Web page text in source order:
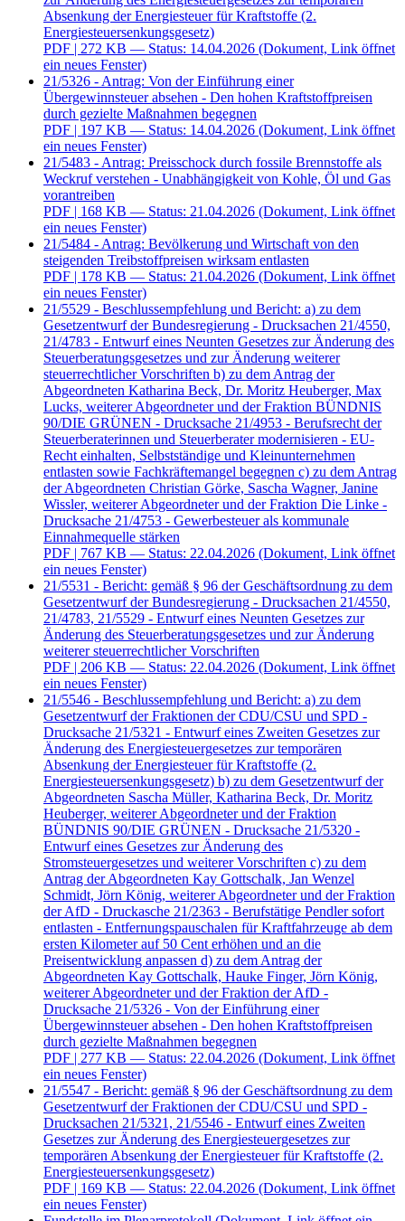
Absenkung der Energiesteuer für Kraftstoffe (2.
Energiesteuersenkungsgesetz)
PDF | 272 KB — Status: 14.04.2026 (Dokument, Link öffnet
ein neues Fenster)
21/5326 - Antrag: Von der Einführung einer
Übergewinnsteuer absehen - Den hohen Kraftstoffpreisen
durch gezielte Maßnahmen begegnen
PDF | 197 KB — Status: 14.04.2026 (Dokument, Link öffnet
ein neues Fenster)
21/5483 - Antrag: Preisschock durch fossile Brennstoffe als
Weckruf verstehen - Unabhängigkeit von Kohle, Öl und Gas
vorantreiben
PDF | 168 KB — Status: 21.04.2026 (Dokument, Link öffnet
ein neues Fenster)
21/5484 - Antrag: Bevölkerung und Wirtschaft von den
steigenden Treibstoffpreisen wirksam entlasten
PDF | 178 KB — Status: 21.04.2026 (Dokument, Link öffnet
ein neues Fenster)
21/5529 - Beschlussempfehlung und Bericht: a) zu dem
Gesetzentwurf der Bundesregierung - Drucksachen 21/4550,
21/4783 - Entwurf eines Neunten Gesetzes zur Änderung des
Steuerberatungsgesetzes und zur Änderung weiterer
steuerrechtlicher Vorschriften b) zu dem Antrag der
Abgeordneten Katharina Beck, Dr. Moritz Heuberger, Max
Lucks, weiterer Abgeordneter und der Fraktion BÜNDNIS
90/DIE GRÜNEN - Drucksache 21/4953 - Berufsrecht der
Steuerberaterinnen und Steuerberater modernisieren - EU-
Recht einhalten, Selbstständige und Kleinunternehmen
entlasten sowie Fachkräftemangel begegnen c) zu dem Antrag
der Abgeordneten Christian Görke, Sascha Wagner, Janine
Wissler, weiterer Abgeordneter und der Fraktion Die Linke -
Drucksache 21/4753 - Gewerbesteuer als kommunale
Einnahmequelle stärken
PDF | 767 KB — Status: 22.04.2026 (Dokument, Link öffnet
ein neues Fenster)
21/5531 - Bericht: gemäß § 96 der Geschäftsordnung zu dem
Gesetzentwurf der Bundesregierung - Drucksachen 21/4550,
21/4783, 21/5529 - Entwurf eines Neunten Gesetzes zur
Änderung des Steuerberatungsgesetzes und zur Änderung
weiterer steuerrechtlicher Vorschriften
PDF | 206 KB — Status: 22.04.2026 (Dokument, Link öffnet
ein neues Fenster)
21/5546 - Beschlussempfehlung und Bericht: a) zu dem
Gesetzentwurf der Fraktionen der CDU/CSU und SPD -
Drucksache 21/5321 - Entwurf eines Zweiten Gesetzes zur
Änderung des Energiesteuergesetzes zur temporären
Absenkung der Energiesteuer für Kraftstoffe (2.
Energiesteuersenkungsgesetz) b) zu dem Gesetzentwurf der
Abgeordneten Sascha Müller, Katharina Beck, Dr. Moritz
Heuberger, weiterer Abgeordneter und der Fraktion
BÜNDNIS 90/DIE GRÜNEN - Drucksache 21/5320 -
Entwurf eines Gesetzes zur Änderung des
Stromsteuergesetzes und weiterer Vorschriften c) zu dem
Antrag der Abgeordneten Kay Gottschalk, Jan Wenzel
Schmidt, Jörn König, weiterer Abgeordneter und der Fraktion
der AfD - Druckasche 21/2363 - Berufstätige Pendler sofort
entlasten - Entfernungspauschalen für Kraftfahrzeuge ab dem
ersten Kilometer auf 50 Cent erhöhen und an die
Preisentwicklung anpassen d) zu dem Antrag der
Abgeordneten Kay Gottschalk, Hauke Finger, Jörn König,
weiterer Abgeordneter und der Fraktion der AfD -
Drucksache 21/5326 - Von der Einführung einer
Übergewinnsteuer absehen - Den hohen Kraftstoffpreisen
durch gezielte Maßnahmen begegnen
PDF | 277 KB — Status: 22.04.2026 (Dokument, Link öffnet
ein neues Fenster)
21/5547 - Bericht: gemäß § 96 der Geschäftsordnung zu dem
Gesetzentwurf der Fraktionen der CDU/CSU und SPD -
Drucksachen 21/5321, 21/5546 - Entwurf eines Zweiten
Gesetzes zur Änderung des Energiesteuergesetzes zur
temporären Absenkung der Energiesteuer für Kraftstoffe (2.
Energiesteuersenkungsgesetz)
PDF | 169 KB — Status: 22.04.2026 (Dokument, Link öffnet
ein neues Fenster)